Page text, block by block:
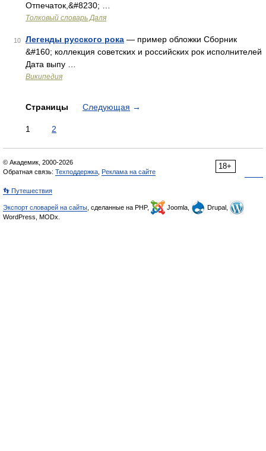
Отпечаток,&#8230; …
Толковый словарь Даля
10 Легенды русского рока — пример обложки Сборник
&#160; коллекция советских и российских рок исполнителей
Дата выпу …
Википедия
Страницы Следующая →
1 2
18+
© Академик, 2000-2026
Обратная связь: Техподдержка Реклама на сайте
👣 Путешествия
Экспорт словарей на сайты , сделанные на PHP, Joomla,
Drupal,
WordPress, MODx.